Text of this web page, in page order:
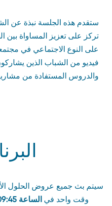
ستقدم هذه الجلسة نبذة عن
تركز على تعزيز المساواة بين
على النوع الاجتماعي في
فيديو من الشباب الذين يشاركون
والدروس المستفادة من
سيتم بث جميع عروض الحلول
وقت واحد في